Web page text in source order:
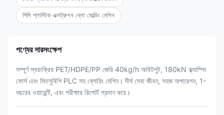
পিসি প্লাস্টিক এক্সট্রুশন ব্লো মোল্ডিং মেশিন
পণ্যের সারসংক্ষেপ
সম্পূর্ণ স্বয়ংক্রিয় PET/HDPE/PP জেরি 40kg/h আউটপুট, 180kN ক্ল্যাম্পিং
ফোর্স এবং মিতসুবিশি PLC সহ ব্লোয়িং মেশিন। দীর্ঘ সেবা জীবন, সহজ অপারেশন, 1-
বছরের ওয়ারেন্টি, এবং পরীক্ষার রিপোর্ট প্রদান করে।